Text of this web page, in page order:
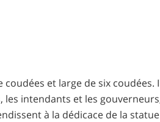
et large de six
intendants et les
à la dédicace de la